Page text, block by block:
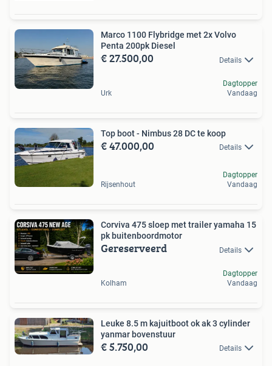
Marco 1100 Flybridge met 2x Volvo
Penta 200pk Diesel
€ 27.500,00 Details
Urk
Dagtopper
Vandaag
Top boot - Nimbus 28 DC te koop
€ 47.000,00 Details
Rijsenhout
Dagtopper
Vandaag
Corviva 475 sloep met trailer yamaha 15
pk buitenboordmotor
Gereserveerd Details
Kolham
Dagtopper
Vandaag
Leuke 8.5 m kajuitboot ok ak 3 cylinder
yanmar bovenstuur
€ 5.750,00 Details